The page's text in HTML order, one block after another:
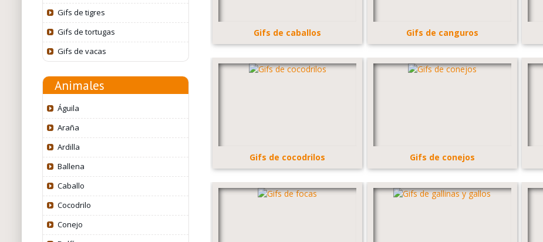
Gifs de tigres
Gifs de tortugas
Gifs de vacas
Animales
Águila
Araña
Ardilla
Ballena
Caballo
Cocodrilo
Conejo
Gifs de caballos Gifs de canguros
Gifs de cocodrilos Gifs de conejos